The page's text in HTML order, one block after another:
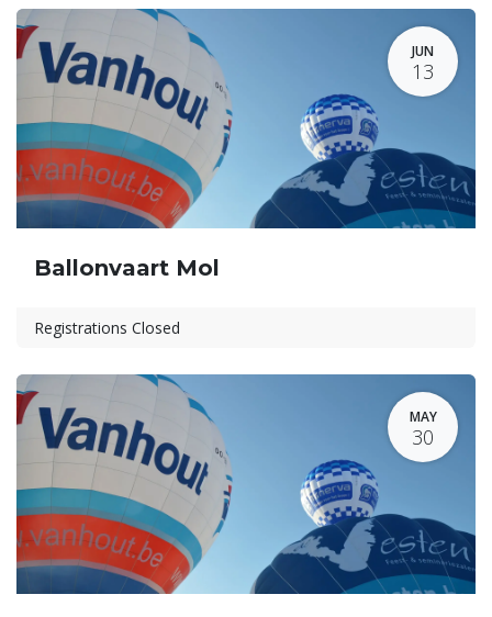
JUN
13
Ballonvaart Mol
Registrations Closed
MAY
30